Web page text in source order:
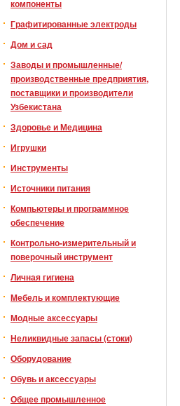
компоненты
Графитированные электроды
Дом и сад
Заводы и промышленные/
производственные предприятия,
поставщики и производители
Узбекистана
Здоровье и Медицина
Игрушки
Инструменты
Источники питания
Компьютеры и программное
обеспечение
Контрольно-измерительный и
поверочный инструмент
Личная гигиена
Мебель и комплектующие
Модные аксессуары
Неликвидные запасы (стоки)
Оборудование
Обувь и аксессуары
Общее промышленное